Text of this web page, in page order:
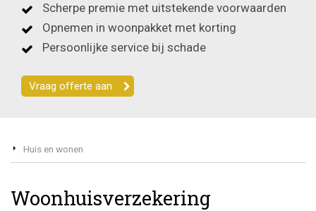
Scherpe premie met uitstekende voorwaarden
Opnemen in woonpakket met korting
Persoonlijke service bij schade
Vraag offerte aan
Huis en wonen
Woonhuisverzekering